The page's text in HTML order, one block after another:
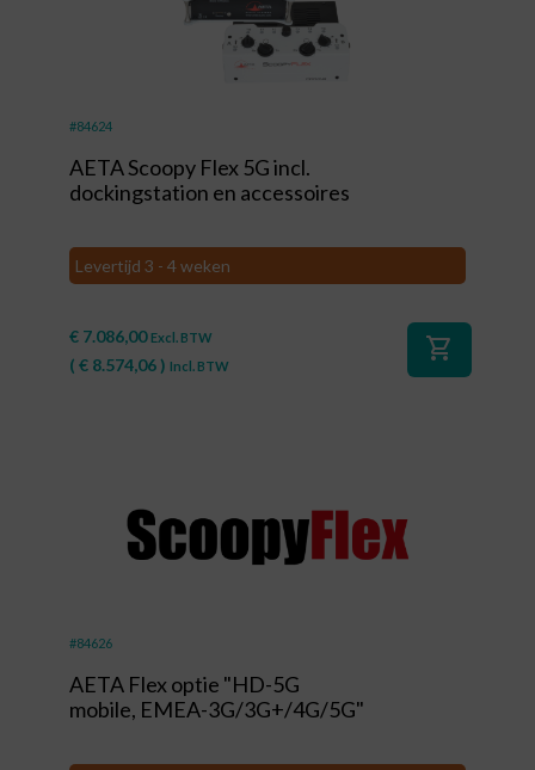
#84624
AETA Scoopy Flex 5G incl.
dockingstation en accessoires
Levertijd 3 - 4 weken
€ 7.086,00 Excl. BTW
( € 8.574,06) Incl. BTW
shopping_cart
#84626
AETA Flex optie "HD-5G
mobile, EMEA-3G/3G+/4G/5G"